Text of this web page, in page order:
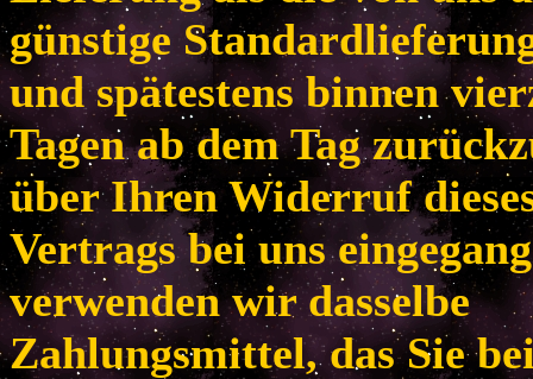
günstige
und spätestens binnen
Tagen ab dem Tag
über Ihren Widerruf
Vertrags bei uns
verwenden wir dasselbe
Zahlungsmittel, das Sie